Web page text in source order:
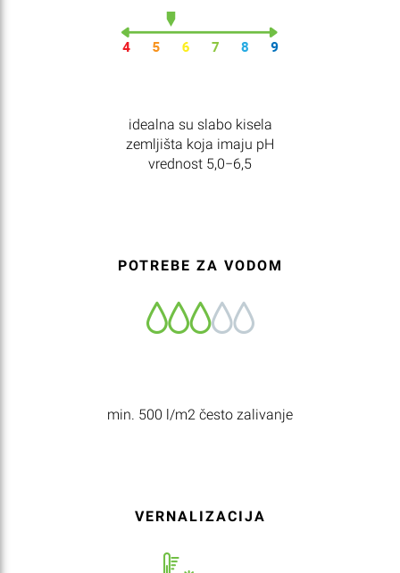
idealna su slabo kisela
zemljišta koja imaju pH
vrednost 5,0−6,5
POTREBE ZA VODOM
min. 500 l/m2 često zalivanje
VERNALIZACIJA